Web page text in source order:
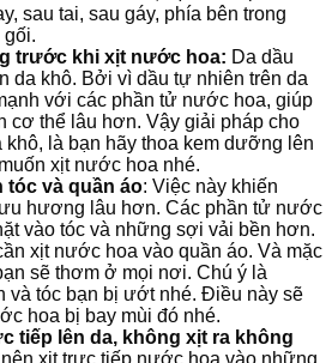
sau tai, sau gáy, phía bên trong
gối.
trước khi xịt nước hoa: Da dầu
da khô. Bởi vì dầu tự nhiên trên da
với các phần tử nước hoa, giúp
cơ thể lâu hơn. Vậy giải pháp cho
khô, là bạn hãy thoa kem dưỡng lên
xịt nước hoa nhé.
tóc và quần áo: Việc này khiến
hương lâu hơn. Các phần tử nước
vào tóc và những sợi vải bền hơn.
xịt nước hoa vào quần áo. Và mặc
sẽ thơm ở mọi nơi. Chú ý là
và tóc bạn bị ướt nhé. Điều này sẽ
hoa bị bay mùi đó nhé.
tiếp lên da, không xịt ra không